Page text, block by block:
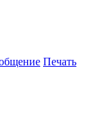
Печать